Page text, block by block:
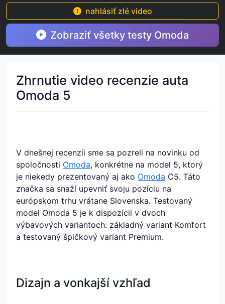
nahlásiť zlé video
Zobraziť všetky testy Omoda
Zhrnutie video recenzie auta
Omoda 5
V dnešnej recenzii sme sa pozreli na novinku od
spoločnosti Omoda, konkrétne na model 5, ktorý
je niekedy prezentovaný aj ako Omoda C5. Táto
značka sa snaží upevniť svoju pozíciu na
európskom trhu vrátane Slovenska. Testovaný
model Omoda 5 je k dispozícii v dvoch
výbavových variantoch: základný variant Komfort
a testovaný špičkový variant Premium.
Dizajn a vonkajší vzhľad